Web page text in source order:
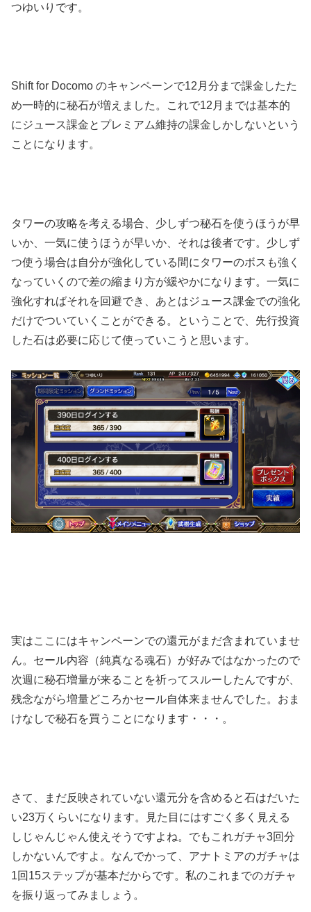
つゆいりです。
Shift for Docomo のキャンペーンで12月分まで課金したた
め一時的に秘石が増えました。これで12月までは基本的
にジュース課金とプレミアム維持の課金しかしないという
ことになります。
タワーの攻略を考える場合、少しずつ秘石を使うほうが早
いか、一気に使うほうが早いか、それは後者です。少しず
つ使う場合は自分が強化している間にタワーのボスも強く
なっていくので差の縮まり方が緩やかになります。一気に
強化すればそれを回避でき、あとはジュース課金での強化
だけでついていくことができる。ということで、先行投資
した石は必要に応じて使っていこうと思います。
実はここにはキャンペーンでの還元がまだ含まれていませ
ん。セール内容（純真なる魂石）が好みではなかったので
次週に秘石増量が来ることを祈ってスルーしたんですが、
残念ながら増量どころかセール自体来ませんでした。おま
けなしで秘石を買うことになります・・・。
さて、まだ反映されていない還元分を含めると石はだいた
い23万くらいになります。見た目にはすごく多く見える
しじゃんじゃん使えそうですよね。でもこれガチャ3回分
しかないんですよ。なんでかって、アナトミアのガチャは
1回15ステップが基本だからです。私のこれまでのガチャ
を振り返ってみましょう。